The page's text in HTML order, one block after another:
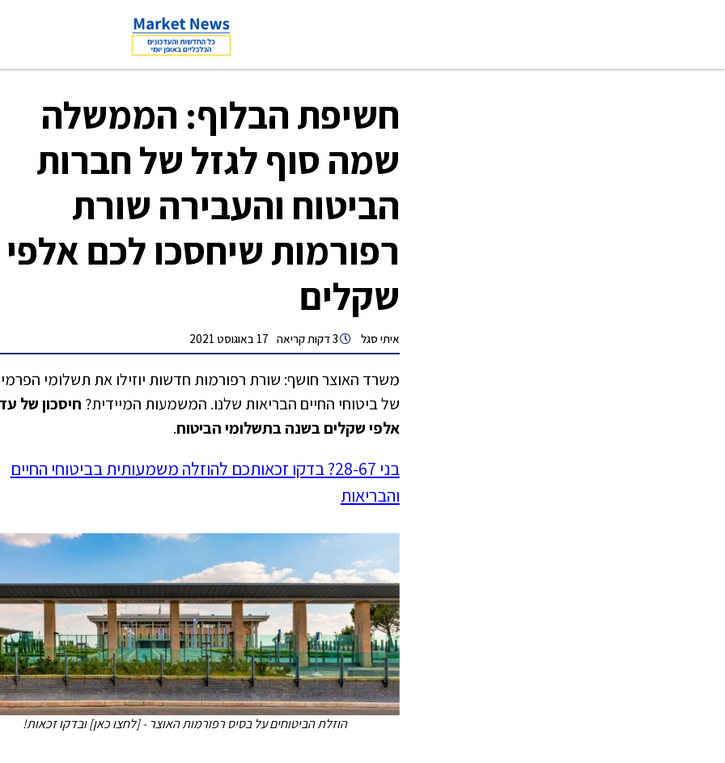
חשיפת הבלוף: הממשלה
שמה סוף לגזל של חברות
הביטוח והעבירה שורת
רפורמות שיחסכו לכם אלפי
שקלים
איתי סגל 3 דקות קריאה 17 באוגוסט 2021
משרד האוצר חושף: שורת רפורמות חדשות יוזילו את תשלומי
של ביטוחי החיים הבריאות שלנו. המשמעות המיידית? חיסכון של עד
אלפי שקלים בשנה בתשלומי הביטוח.
בני 28-67? בדקו זכאותכם להוזלה משמעותית בביטוחי החיים
והבריאות
הוזלת הביטוחים על בסיס רפורמות האוצר - [לחצו כאן] ובדקו זכאות!